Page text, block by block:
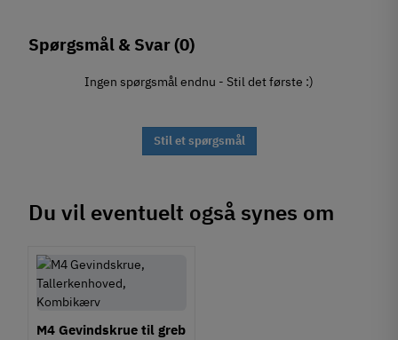
Spørgsmål & Svar(0)
Ingen spørgsmål endnu - Stil det første :)
Stil et spørgsmål
Du vil eventuelt også synes om
M4 Gevindskrue til greb